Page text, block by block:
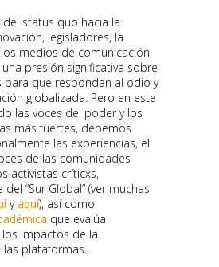
status quo hacia la
legisladores, la
medios de comunicación
presión significativa sobre
para que respondan al odio y
globalizada. Pero en este
las voces del poder y los
más fuertes, debemos
las experiencias, el
de las comunidades
activistas críticxs,
“Sur Global” (ver muchas
yaquí), así como
que evalúa
impactos de la
plataformas.